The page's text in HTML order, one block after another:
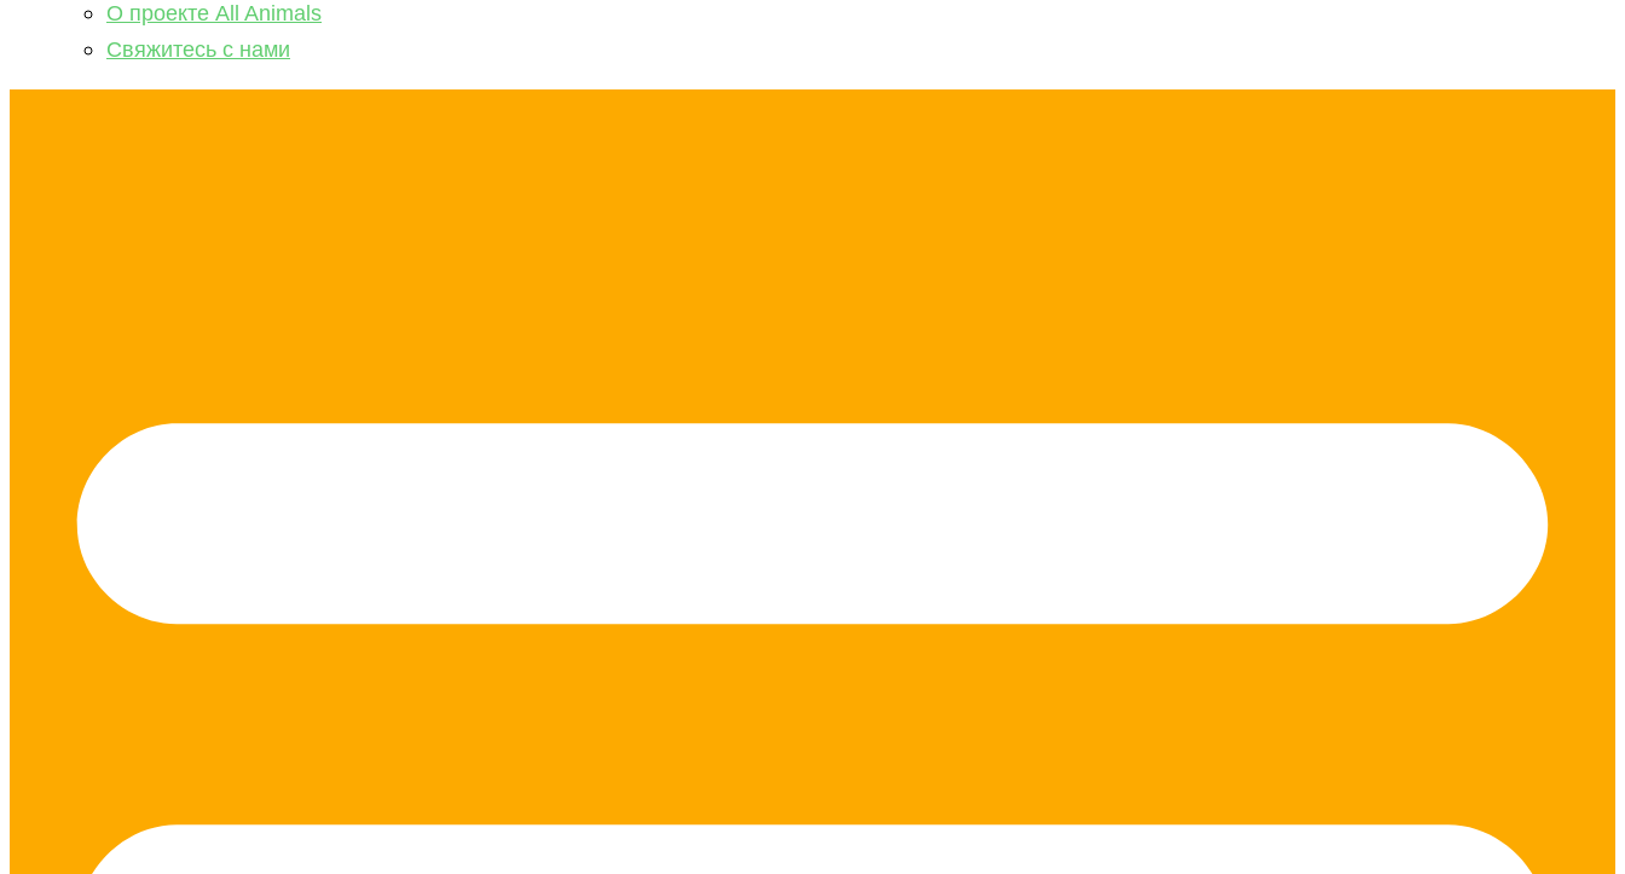
О проекте All Animals
Свяжитесь с нами